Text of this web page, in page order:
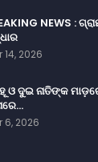
NEWS :
14, 2026
ଓ ଦୁଇ ନାତିଙ୍କ
6, 2026